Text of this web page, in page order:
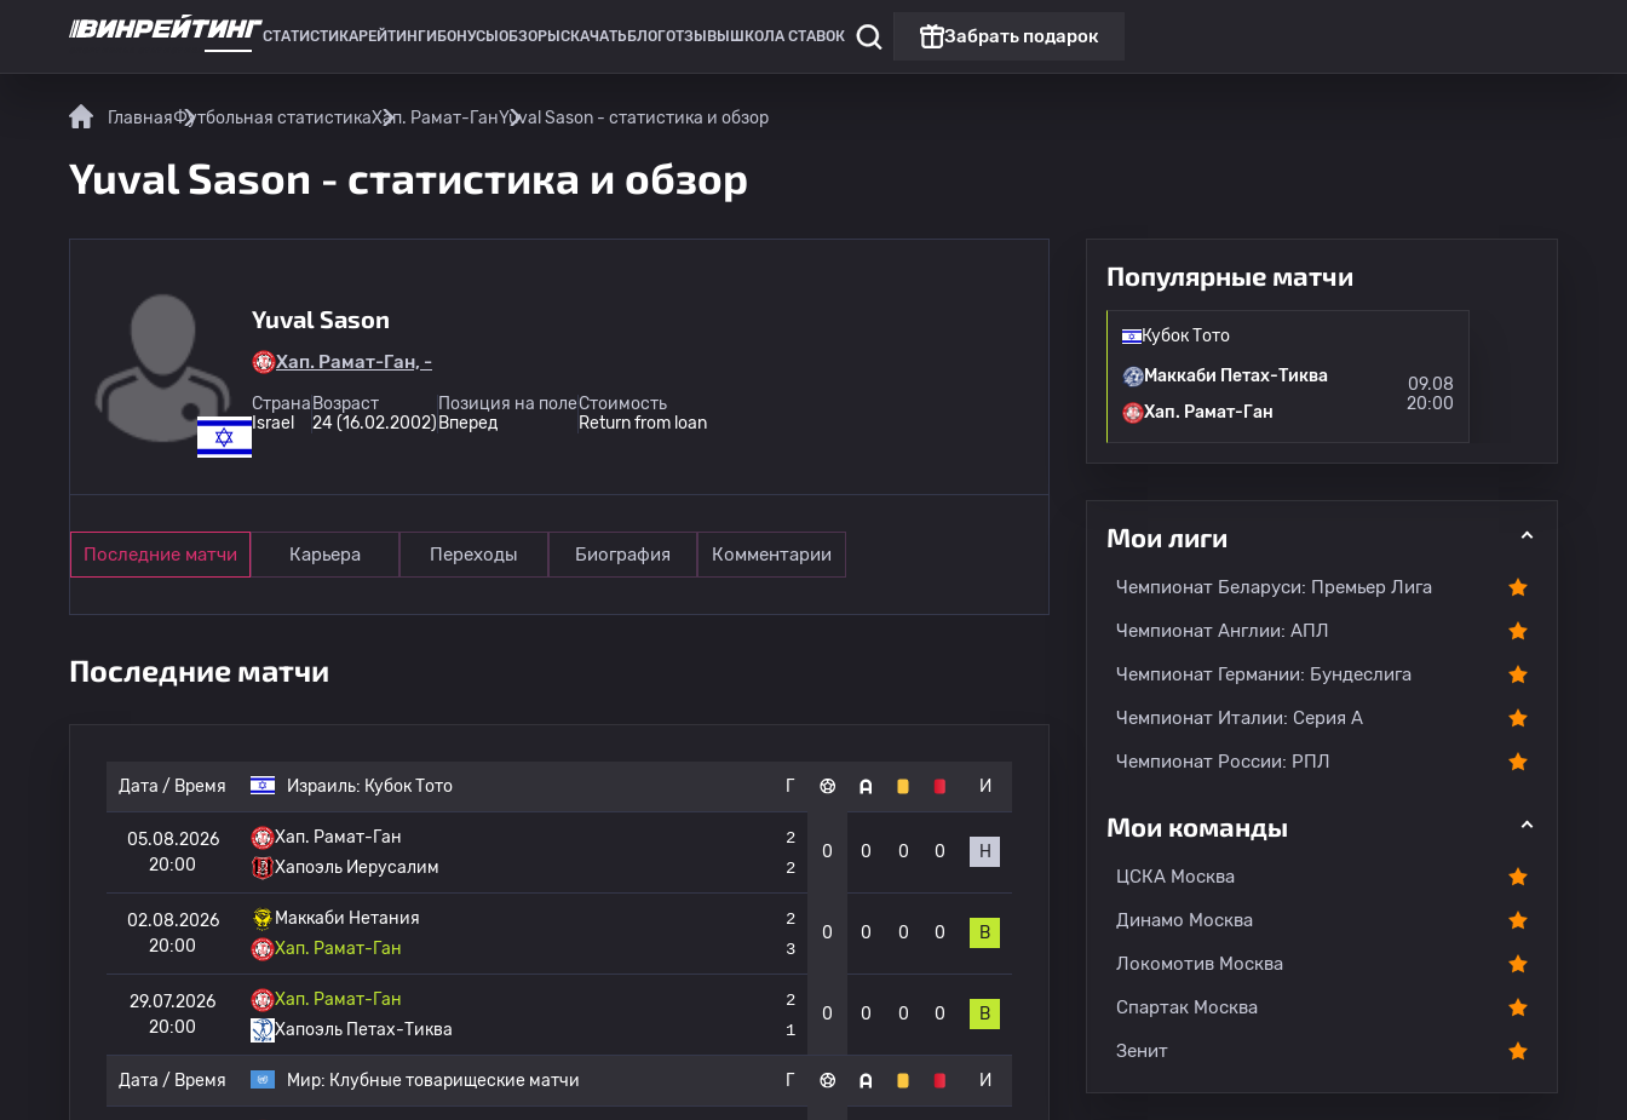
СТАТИСТИКАРЕЙТИНГИ БОНУСЫ ОБЗОРЫ СКАЧАТЬ БЛОГОТЗЫВЫ ШКОЛА СТАВОК Забрать подарок
ГлавнаяФутбольная статистикаХап. Рамат-ГанYuval Sason - статистика и обзор
Yuval Sason - статистика и обзор
Yuval Sason
Хап. Рамат-Ган, -
Страна
Israel
Возраст
24 (16.02.2002)
Позиция на поле
Вперед
Стоимость
Return from loan
Последние матчи Карьера Переходы Биография Комментарии
Последние матчи
Дата / Время Израиль: Кубок Тото Г И
05.08.2026
20:00
Хап. Рамат-Ган
Хапоэль Иерусалим
2
2
0 0 0 0 Н
02.08.2026
20:00
Маккаби Нетания
Хап. Рамат-Ган
2
3
0 0 0 0 В
29.07.2026
20:00
Хап. Рамат-Ган
Хапоэль Петах-Тиква
2
1
0 0 0 0 В
Дата / Время Мир: Клубные товарищеские матчи Г И
Популярные матчи
Кубок Тото
Маккаби Петах-Тиква
Хап. Рамат-Ган
09.08
20:00
Мои лиги
Чемпионат Беларуси: Премьер Лига
Чемпионат Англии: АПЛ
Чемпионат Германии: Бундеслига
Чемпионат Италии: Серия А
Чемпионат России: РПЛ
Мои команды
ЦСКА Москва
Динамо Москва
Локомотив Москва
Спартак Москва
Зенит